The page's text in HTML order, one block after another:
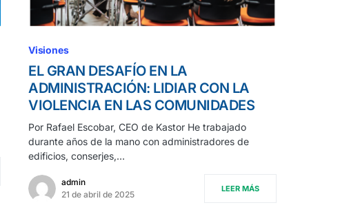
Visiones
EL GRAN DESAFÍO EN LA
ADMINISTRACIÓN: LIDIAR CON LA
VIOLENCIA EN LAS COMUNIDADES
Por Rafael Escobar, CEO de Kastor He trabajado
durante años de la mano con administradores de
edificios, conserjes,…
admin
21 de abril de 2025
LEER MÁS